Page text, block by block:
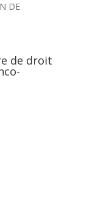
DE
de droit